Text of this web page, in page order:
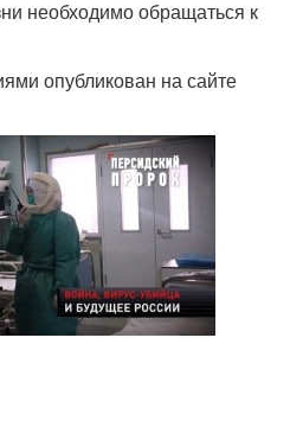
необходимо обращаться к
опубликован на сайте